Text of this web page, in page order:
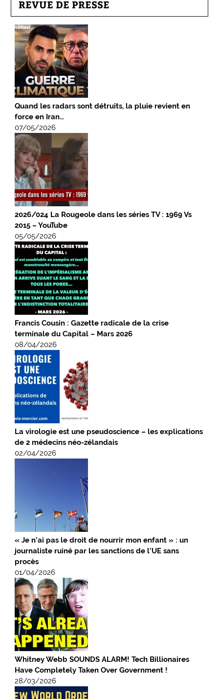
REVUE DE PRESSE
Quand les radars sont détruits, la pluie revient en
force en Iran…
07/05/2026
2026/024 La Rougeole dans les séries TV : 1969 Vs
2015 – YouTube
05/05/2026
Francis Cousin : Gazette radicale de la crise
terminale du Capital – Mars 2026
08/04/2026
La virologie est une pseudoscience – les explications
de 2 médecins néo-zélandais
02/04/2026
« Je n’ai pas le droit de nourrir mon enfant » : un
journaliste ruiné par les sanctions de l’UE sans
procès
01/04/2026
Whitney Webb SOUNDS ALARM! Tech Billionaires
Have Completely Taken Over Government !
28/03/2026